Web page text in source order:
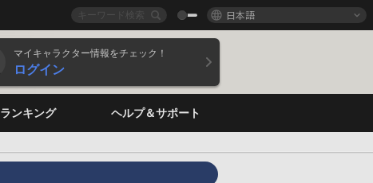
日本語
マイキャラクター情報をチェック！
ログイン
ランキング ヘルプ＆サポート